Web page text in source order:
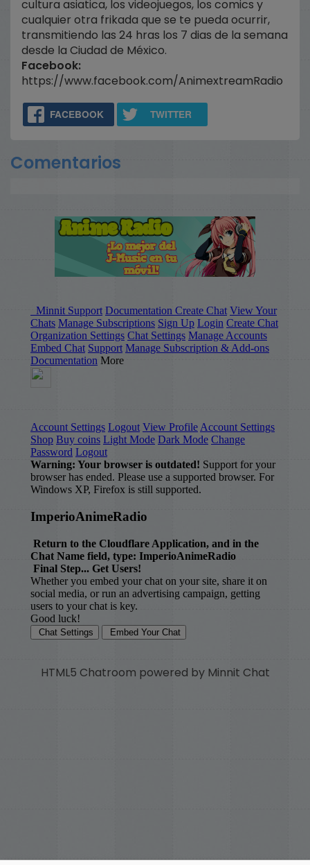
cultura asiatica, los videojuegos, los comics y
cualquier otra frikada que se te pueda ocurrir,
transmitiendo las 24 hras los 7 dias de la semana
desde la Ciudad de México.
Facebook:
https://www.facebook.com/AnimextreamRadio
FACEBOOK TWITTER
Comentarios
HTML5 Chatroom powered by Minnit Chat